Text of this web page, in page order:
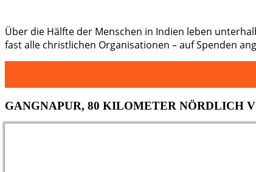
Über die Hälfte der Menschen in Indien leben
fast alle christlichen Organisationen – auf Spenden
GANGNAPUR, 80 KILOMETER NÖRDLICH